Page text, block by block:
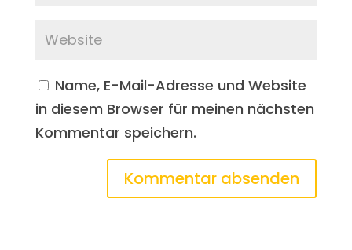
Name, E-Mail-Adresse und Website
in diesem Browser für meinen nächsten
Kommentar speichern.